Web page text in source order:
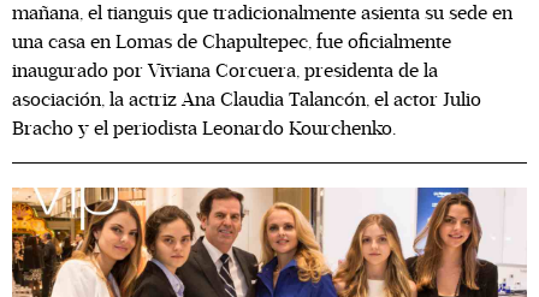
mañana, el tianguis que tradicionalmente asienta su sede en
una casa en Lomas de Chapultepec, fue oficialmente
inaugurado por Viviana Corcuera, presidenta de la
asociación, la actriz Ana Claudia Talancón, el actor Julio
Bracho y el periodista Leonardo Kourchenko.